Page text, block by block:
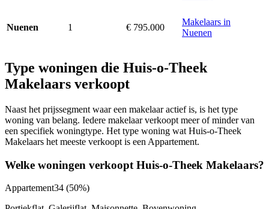
Nuenen 1 € 795.000
Makelaars in
Nuenen
Type woningen die Huis-o-Theek
Makelaars verkoopt
Naast het prijssegment waar een makelaar actief is, is het type
woning van belang. Iedere makelaar verkoopt meer of minder van
een specifiek woningtype. Het type woning wat Huis-o-Theek
Makelaars het meeste verkoopt is een Appartement.
Welke woningen verkoopt Huis-o-Theek Makelaars?
Appartement34 (50%)